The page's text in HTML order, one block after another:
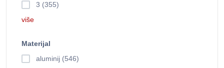
3 (355)
više
Materijal
aluminij (546)